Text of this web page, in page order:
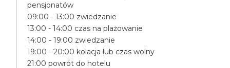
pensjonatów
09:00 - 13:00 zwiedzanie
13:00 - 14:00 czas na plażowanie
14:00 - 19:00 zwiedzanie
19:00 - 20:00 kolacja lub czas wolny
21:00 powrót do hotelu